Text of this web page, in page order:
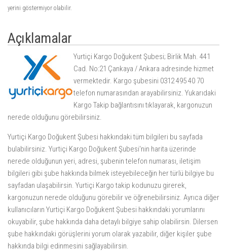
yerini göstermiyor olabilir.
Açıklamalar
Yurtiçi Kargo Doğukent Şubesi; Birlik Mah. 441
Cad. No:21 Çankaya / Ankara adresinde hizmet
vermektedir. Kargo şubesini 0312 495 40 70
telefon numarasından arayabilirsiniz. Yukarıdaki
Kargo Takip bağlantısını tıklayarak, kargonuzun
nerede olduğunu görebilirsiniz.
Yurtiçi Kargo Doğukent Şubesi hakkındaki tüm bilgileri bu sayfada
bulabilirsiniz. Yurtiçi Kargo Doğukent Şubesi'nin harita üzerinde
nerede olduğunun yeri, adresi, şubenin telefon numarası, iletişim
bilgileri gibi şube hakkında bilmek isteyebileceğin her türlü bilgiye bu
sayfadan ulaşabilirsin. Yurtiçi Kargo takip kodunuzu girerek,
kargonuzun nerede olduğunu görebilir ve öğrenebilirsiniz. Ayrıca diğer
kullanıcıların Yurtiçi Kargo Doğukent Şubesi hakkındaki yorumlarını
okuyabilir, şube hakkında daha detaylı bilgiye sahip olabilirsin. Dilersen
şube hakkındaki görüşlerini yorum olarak yazabilir, diğer kişiler şube
hakkında bilgi edinmesini sağlayabilirsin.